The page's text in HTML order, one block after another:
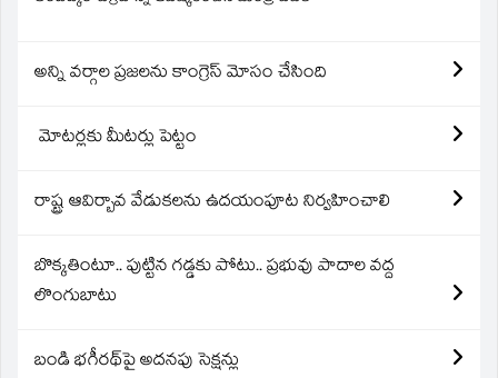
అన్ని వర్గాల ప్రజలను కాంగ్రెస్ మోసం చేసింది
మోటర్లకు మీటర్లు పెట్టం
రాష్ట్ర ఆవిర్బావ వేడుకలను ఉదయంపూట నిర్వహించాలి
బొక్కతింటూ.. పుట్టిన గడ్డకు పోటు.. ప్రభువు పాదాల వద్ద
లొంగుబాటు
బండి భగీరథ్‌పై అదనపు సెక్షన్లు